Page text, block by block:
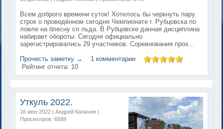
Всем доброго времени суток! Хотелось бы черкнуть пару
строк о проведённом сегодня Чемпионате г. Рубцовска по
ловле на блесну со льда. В Рубцовске данная дисциплина
набирает обороты. Сегодня официально
зарегистрировались 29 участников. Соревнования прох...
Прочесть заметку →
1 комментарии
Рейтинг отчета: 10
Уткуль 2022.
16 июн 2022 | Андрей Калачев |
Просмотров: 6589